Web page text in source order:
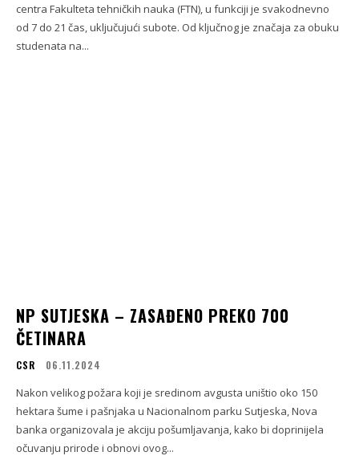
centra Fakulteta tehničkih nauka (FTN), u funkciji je svakodnevno
od 7 do 21 čas, uključujući subote. Od ključnog je značaja za obuku
studenata na...
NP SUTJESKA – ZASAĐENO PREKO 700
ČETINARA
CSR 06.11.2024
Nakon velikog požara koji je sredinom avgusta uništio oko 150
hektara šume i pašnjaka u Nacionalnom parku Sutjeska, Nova
banka organizovala je akciju pošumljavanja, kako bi doprinijela
očuvanju prirode i obnovi ovog...